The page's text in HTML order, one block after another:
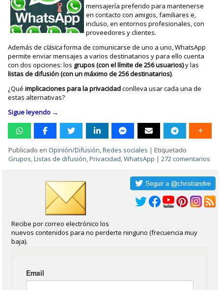
mensajería preferido para mantenerse
en contacto con amigos, familiares e,
incluso, en entornos profesionales, con
proveedores y clientes.
Además de clásicaforma de comunicarse de uno a uno, WhatsApp
permite enviar mensajes a varios destinatarios y para ello cuenta
con dos opciones: los grupos(con el límite de 256 usuarios)y las
listas de difusión (con un máximo de 256 destinatarios).
¿Quéimplicaciones para la privacidadconlleva usar cada una de
estas alternativas?
Sigue leyendo →
Publicado en Opinión/Difusión,Redes sociales |Etiquetado
Grupos,Listas de difusión,Privacidad,WhatsApp |272 comentarios
Recibe por correo electrónico los
nuevos contenidos para no perderte ninguno (frecuencia muy
baja).